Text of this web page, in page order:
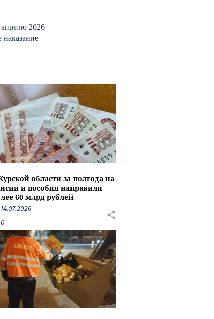
2026
области за полгода на
и пособия направили
60 млрд рублей
14.07.2026
0